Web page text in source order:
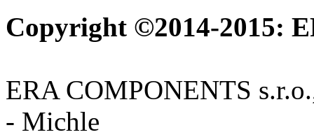
Copyright ©2014-2015:
ERA COMPONENTS
- Michle